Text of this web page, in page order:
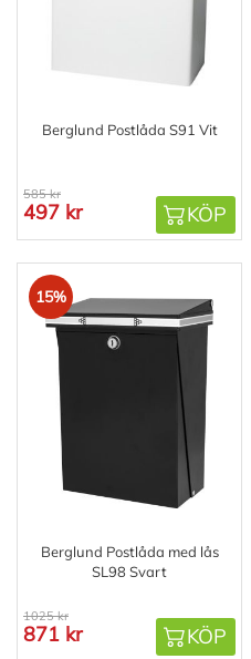
Berglund Postlåda S91 Vit
585 kr
497 kr KÖP
15%
Berglund Postlåda med lås
SL98 Svart
1025 kr
871 kr KÖP